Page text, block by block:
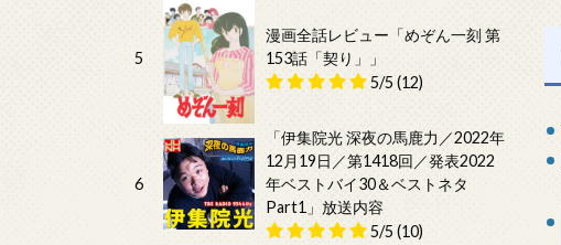
5
漫画全話レビュー「めぞん一刻 第
153話「契り」」
5/5 (12)
6
「伊集院光 深夜の馬鹿力／2022年
12月19日／第1418回／発表2022
年ベストバイ30＆ベストネタ
Part1」放送内容
5/5 (10)